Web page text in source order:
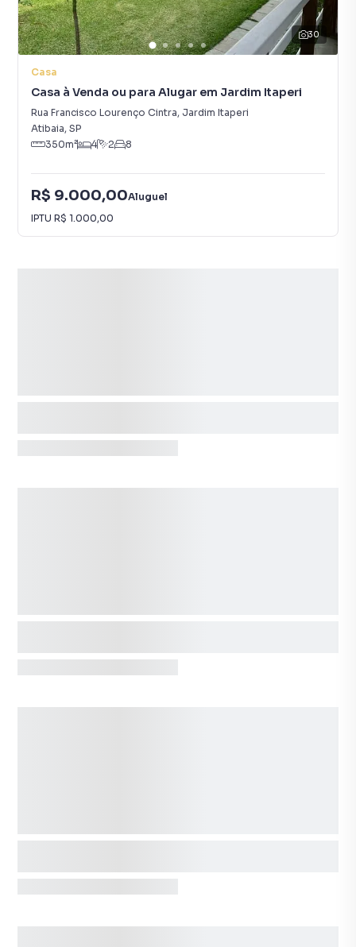
30
Casa
Casa à Venda ou para Alugar em Jardim Itaperi
Rua Francisco Lourenço Cintra, Jardim Itaperi
Atibaia, SP
350m² 4 2 8
R$ 9.000,00Aluguel
IPTU R$ 1.000,00